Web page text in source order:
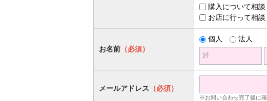
購入について相
お店に行って相
お名前 （必須）
個人
法人
姓
メールアドレス （必須）
※お問い合わせ完了後に確